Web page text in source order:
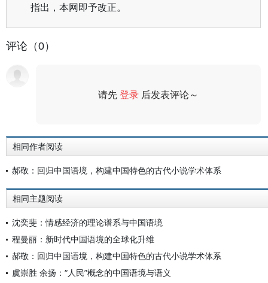
指出，本网即予改正。
评论（0）
请先登录 后发表评论～
相同作者阅读
郝敬：回归中国语境，构建中国特色的古代小说学术体系
相同主题阅读
沈奕斐：情感经济的理论谱系与中国语境
程曼丽：新时代中国语境的全球化升维
郝敬：回归中国语境，构建中国特色的古代小说学术体系
虞崇胜 余扬：“人民”概念的中国语境与语义